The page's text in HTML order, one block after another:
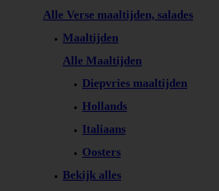
Alle Verse maaltijden, salades
Maaltijden
Alle Maaltijden
Diepvries maaltijden
Hollands
Italiaans
Oosters
Bekijk alles